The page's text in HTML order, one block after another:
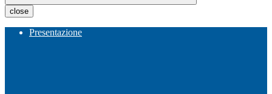
close
Presentazione